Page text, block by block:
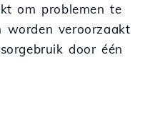
om problemen te
worden veroorzaakt
door één